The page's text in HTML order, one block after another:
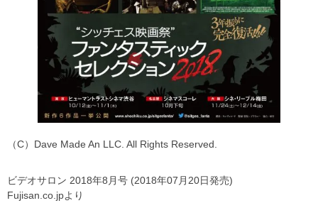
（C）Dave Made An LLC. All Rights Reserved.
ビデオサロン 2018年8月号 (2018年07月20日発売)
Fujisan.co.jpより